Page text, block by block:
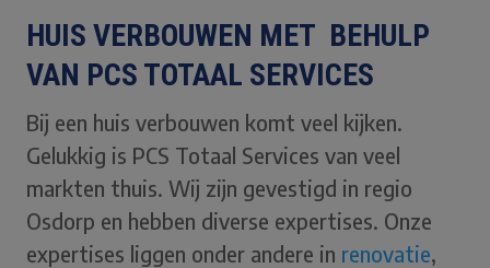
HUIS VERBOUWEN MET BEHULP
VAN PCS TOTAAL SERVICES
Bij een huis verbouwen komt veel kijken.
Gelukkig is PCS Totaal Services van veel
markten thuis. Wij zijn gevestigd in regio
Osdorp en hebben diverse expertises. Onze
expertises liggen onder andere in renovatie,